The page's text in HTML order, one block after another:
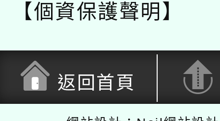
【個資保護聲明】
返回首頁